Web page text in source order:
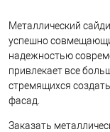
Металлический
успешно
надежностью
привлекает все
стремящихся
фасад.
Заказать